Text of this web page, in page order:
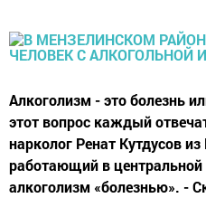
Алкоголизм - это болезнь
этот вопрос каждый
нарколог Ренат Кутдусов
работающий в центральной
алкоголизм «болезнью». -